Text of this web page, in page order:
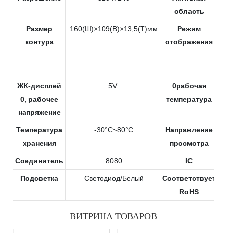
область
Размер
контура
160(Ш)×109(В)×13,5(Т)мм
Режим
отображения
ЖК-дисплей
0, рабочее
напряжение
5V
0рабочая
температура
Температура
хранения
-30°C~80°C
Направление
просмотра
Соединитель 8080 IC
Подсветка Светодиод/Белый
Соответствует
RoHS
ВИТРИНА ТОВАРОВ